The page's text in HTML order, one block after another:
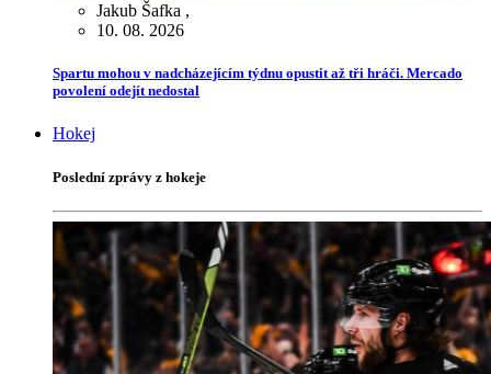
Jakub Šafka ,
10. 08. 2026
Spartu mohou v nadcházejícím týdnu opustit až tři hráči. Mercado
povolení odejít nedostal
Hokej
Poslední zprávy z hokeje